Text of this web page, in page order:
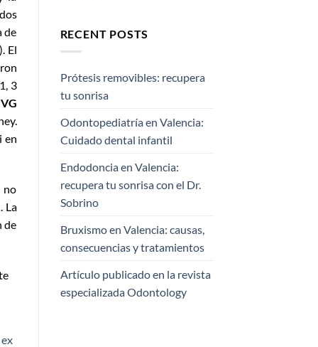
de
El
3
VG
en
no
La
de
RECENT POSTS
Prótesis removibles: recupera
tu sonrisa
Odontopediatría en Valencia:
Cuidado dental infantil
Endodoncia en Valencia:
recupera tu sonrisa con el Dr.
Sobrino
Bruxismo en Valencia: causas,
consecuencias y tratamientos
Artículo publicado en la revista
especializada Odontology